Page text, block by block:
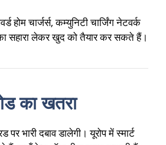
होम चार्जर्स, कम्युनिटी चार्जिंग नेटवर्क
का सहारा लेकर खुद को तैयार कर सकते हैं।
का खतरा
पर भारी दबाव डालेगी। यूरोप में स्मार्ट